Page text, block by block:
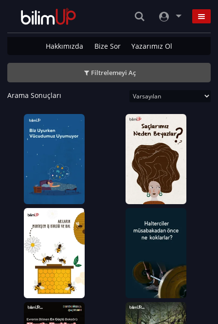
Hakkımızda Bize Sor Yazarımız Ol
Filtrelemeyi Aç
Arama Sonuçları